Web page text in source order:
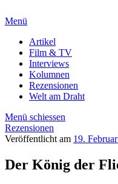
Menü
Artikel
Film & TV
Interviews
Kolumnen
Rezensionen
Welt am Draht
Menü schiessen
Rezensionen
Veröffentlicht am 19.
Der König der